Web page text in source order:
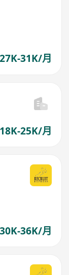
31K/月
25K/月
36K/月